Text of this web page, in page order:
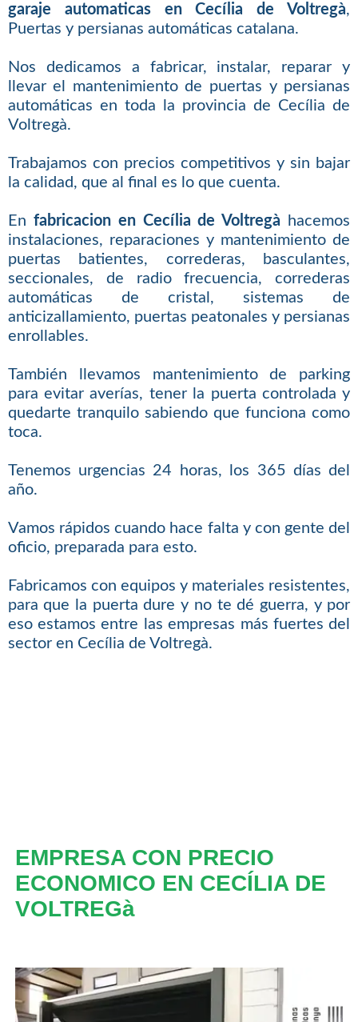
garaje automaticas en Cecília de Voltregà,
Puertas y persianas automáticas catalana.
Nos dedicamos a fabricar, instalar, reparar y
llevar el mantenimiento de puertas y persianas
automáticas en toda la provincia de Cecília de
Voltregà.
Trabajamos con precios competitivos y sin bajar
la calidad, que al final es lo que cuenta.
En fabricacion en Cecília de Voltregà hacemos
instalaciones, reparaciones y mantenimiento de
puertas batientes, correderas, basculantes,
seccionales, de radio frecuencia, correderas
automáticas de cristal, sistemas de
anticizallamiento, puertas peatonales y persianas
enrollables.
También llevamos mantenimiento de parking
para evitar averías, tener la puerta controlada y
quedarte tranquilo sabiendo que funciona como
toca.
Tenemos urgencias 24 horas, los 365 días del
año.
Vamos rápidos cuando hace falta y con gente del
oficio, preparada para esto.
Fabricamos con equipos y materiales resistentes,
para que la puerta dure y no te dé guerra, y por
eso estamos entre las empresas más fuertes del
sector en Cecília de Voltregà.
EMPRESA CON PRECIO
ECONOMICO EN CECÍLIA DE
VOLTREGà